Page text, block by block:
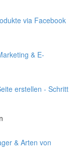
via Facebook
& E-
erstellen - Schritt
& Arten von